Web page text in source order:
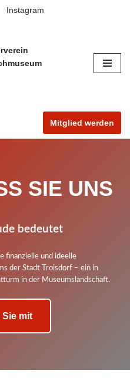
Instagram
Mitglied werden
SIE UNS
bedeutet
finanzielle und ideelle
der Stadt Troisdorf – ein in
in der Museumslandschaft.
Sie mit